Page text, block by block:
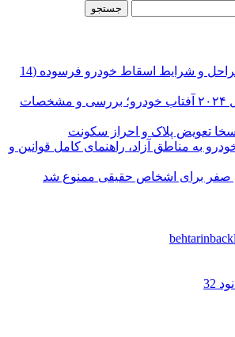
راهنمای کامل مراحل و شرایط اسقاط خودرو فرسوده (14
مزدا CX-30 مدل ۲۰۲۴ آفتاب خودرو؛ بررسی و مشخصات
سخا تعویض پلاک و احراز سکونت
به مناطق آزاد، راهنمای کامل قوانین و
صفر برای اشخاص حقیقی ممنوع شد
32